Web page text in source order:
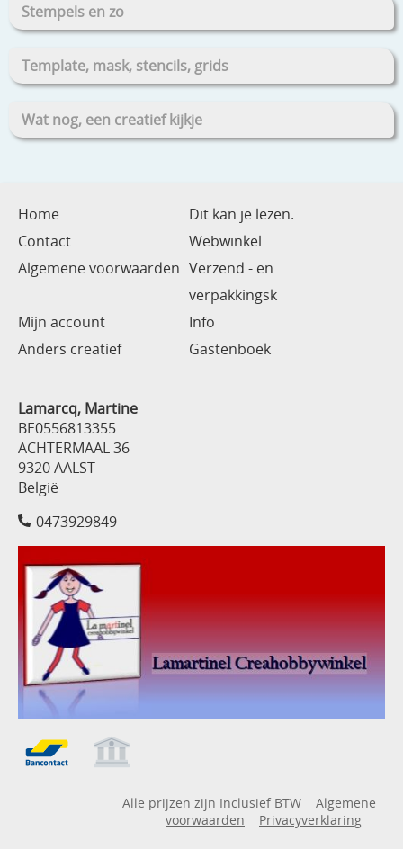
Stempels en zo
Template, mask, stencils, grids
Wat nog, een creatief kijkje
Home
Dit kan je lezen.
Contact
Webwinkel
Algemene voorwaarden Verzend - en
verpakkingsk
Mijn account
Info
Anders creatief
Gastenboek
Lamarcq, Martine
BE0556813355
ACHTERMAAL 36
9320 AALST
België
0473929849
Alle prijzen zijn Inclusief BTW
Algemene
voorwaarden
Privacyverklaring